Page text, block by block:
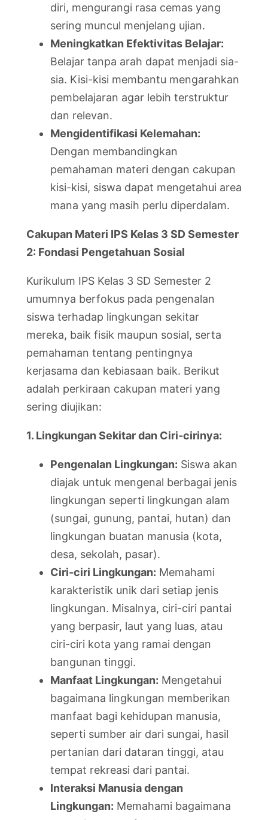
diri, mengurangi rasa cemas yang
sering muncul menjelang ujian.
Meningkatkan Efektivitas Belajar:
Belajar tanpa arah dapat menjadi sia-
sia. Kisi-kisi membantu mengarahkan
pembelajaran agar lebih terstruktur
dan relevan.
Mengidentifikasi Kelemahan:
Dengan membandingkan
pemahaman materi dengan cakupan
kisi-kisi, siswa dapat mengetahui area
mana yang masih perlu diperdalam.
Cakupan Materi IPS Kelas 3 SD Semester
2: Fondasi Pengetahuan Sosial
Kurikulum IPS Kelas 3 SD Semester 2
umumnya berfokus pada pengenalan
siswa terhadap lingkungan sekitar
mereka, baik fisik maupun sosial, serta
pemahaman tentang pentingnya
kerjasama dan kebiasaan baik. Berikut
adalah perkiraan cakupan materi yang
sering diujikan:
1. Lingkungan Sekitar dan Ciri-cirinya:
Pengenalan Lingkungan: Siswa akan
diajak untuk mengenal berbagai jenis
lingkungan seperti lingkungan alam
(sungai, gunung, pantai, hutan) dan
lingkungan buatan manusia (kota,
desa, sekolah, pasar).
Ciri-ciri Lingkungan: Memahami
karakteristik unik dari setiap jenis
lingkungan. Misalnya, ciri-ciri pantai
yang berpasir, laut yang luas, atau
ciri-ciri kota yang ramai dengan
bangunan tinggi.
Manfaat Lingkungan: Mengetahui
bagaimana lingkungan memberikan
manfaat bagi kehidupan manusia,
seperti sumber air dari sungai, hasil
pertanian dari dataran tinggi, atau
tempat rekreasi dari pantai.
Interaksi Manusia dengan
Lingkungan: Memahami bagaimana